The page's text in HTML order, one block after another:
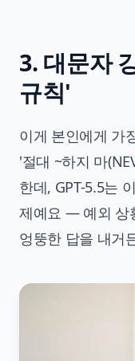
3. 대문자
규칙'
이게 본인에게 가
'절대 ~하지 마
한데, GPT-5.5는
제예요 — 예외 상
엉뚱한 답을 내거